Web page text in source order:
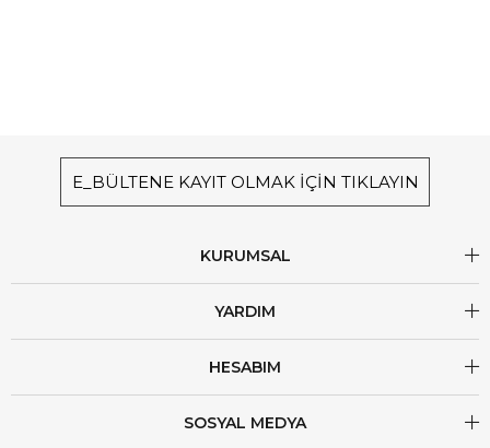
E_BÜLTENE KAYIT OLMAK İÇİN TIKLAYIN
KURUMSAL
YARDIM
HESABIM
SOSYAL MEDYA